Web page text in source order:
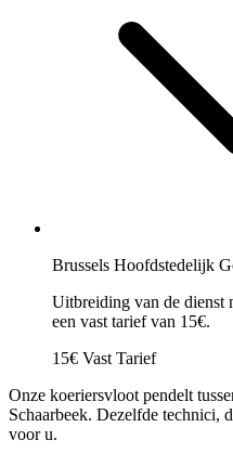
Brussels Hoofdstedelijk
Uitbreiding van de dienst
een vast tarief van 15€.
15€ Vast Tarief
Onze koeriersvloot pendelt
Schaarbeek. Dezelfde technici,
voor u.